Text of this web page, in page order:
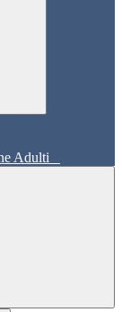
Adulti